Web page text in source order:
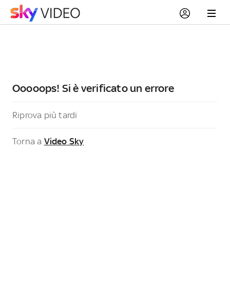
Ooooops! Si è verificato un errore
Riprova più tardi
Torna a Video Sky